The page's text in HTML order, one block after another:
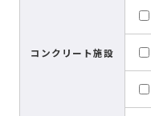
コンクリート施設